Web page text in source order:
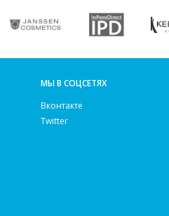
МЫ В СОЦСЕТЯХ
Вконтакте
Twitter